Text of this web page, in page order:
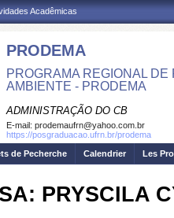
Acadêmicas
PRODEMA
PROGRAMA REGIONAL
AMBIENTE - PRODEMA
ADMINISTRAÇÃO DO CB
E-mail: prodemaufrn@yahoo.com.br
https://posgraduacao.ufrn.br/prodema
de Pecherche Calendrier Les
PRYSCILA